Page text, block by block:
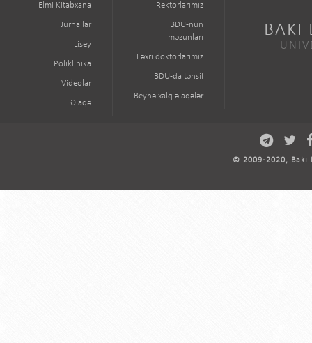
Elmi Kitabxana
Jurnallar
Lisey
Poliklinika
Videolar
Əlaqə
Rektorlarımız
BDU-nun
məzunları
Fəxri doktorlarımız
BDU-da təhsil
Beynəlxalq əlaqələr
BAKI
© 2009-2020,